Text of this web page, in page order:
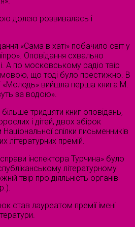
долею розвивалась і
«Сама в хаті» побачило світ у
Оповідання схвально
А по московському радіо твір
що тоді було престижно. В
«Молодь» вийшла перша книга М.
за водою».
тридцяти книг оповідань,
і дітей, двох збірок
спілки письменників
літературних премій.
інспектора Турчина» було
літературному
твір про діяльність органів
став лауреатом премії імені